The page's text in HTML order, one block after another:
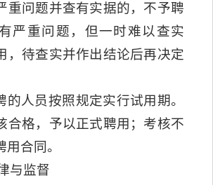
重问题并查有实据的，不予聘
严重问题，但一时难以查实
，待查实并作出结论后再决定
的人员按照规定实行试用期。
合格，予以正式聘用；考核不
合同。
与监督